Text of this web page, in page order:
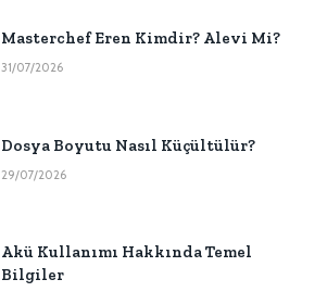
Masterchef Eren Kimdir? Alevi Mi?
31/07/2026
Dosya Boyutu Nasıl Küçültülür?
29/07/2026
Akü Kullanımı Hakkında Temel
Bilgiler